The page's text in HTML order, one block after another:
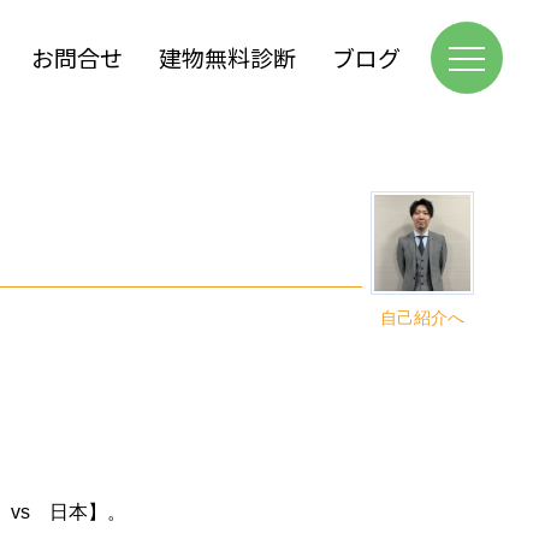
お問合せ 建物無料診断 ブログ
自己紹介へ
vs 日本】。